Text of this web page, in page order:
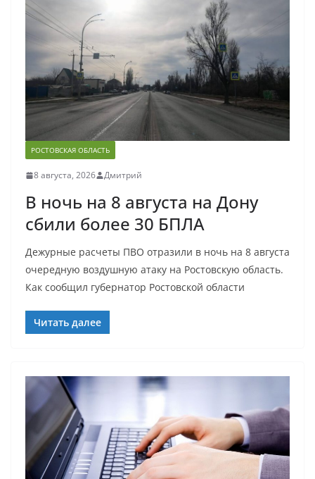
РОСТОВСКАЯ ОБЛАСТЬ
8 августа, 2026 Дмитрий
В ночь на 8 августа на Дону
сбили более 30 БПЛА
Дежурные расчеты ПВО отразили в ночь на 8 августа
очередную воздушную атаку на Ростовскую область.
Как сообщил губернатор Ростовской области
Читать далее